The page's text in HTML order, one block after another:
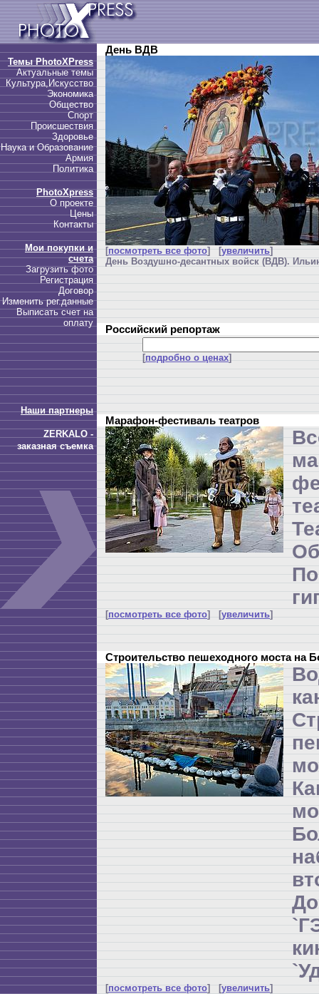
Темы PhotoXPress
Актуальные темы
Культура,Искусство
Экономика
Общество
Спорт
Происшествия
Здоровье
Наука и Образование
Армия
Политика
PhotoXpress
О проекте
Цены
Контакты
Мои покупки и
счета
Загрузить фото
Регистрация
Договор
Изменить рег.данные
Выписать счет на
оплату
Наши партнеры
ZERKALO -
заказная съемка
День ВДВ
[посмотреть все фото] [увеличить]
День Воздушно-десантных войск (ВДВ).
Российский репортаж
[подробно о ценах]
Марафон-фестиваль театров
[посмотреть все фото] [увеличить]
Строительство пешеходного моста на
[посмотреть все фото] [увеличить]